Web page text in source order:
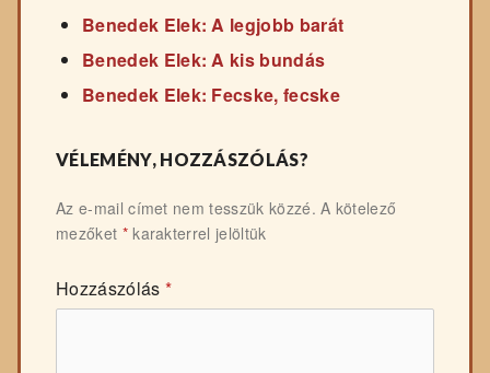
Benedek Elek: A legjobb barát
Benedek Elek: A kis bundás
Benedek Elek: Fecske, fecske
VÉLEMÉNY, HOZZÁSZÓLÁS?
Az e-mail címet nem tesszük közzé. A kötelező
mezőket *karakterrel jelöltük
Hozzászólás *